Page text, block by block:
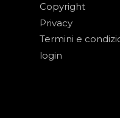
Copyright
Privacy
Termini e
login